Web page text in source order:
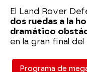
El Land Rover
dos ruedas a la
dramático
en la gran final del
Programa de